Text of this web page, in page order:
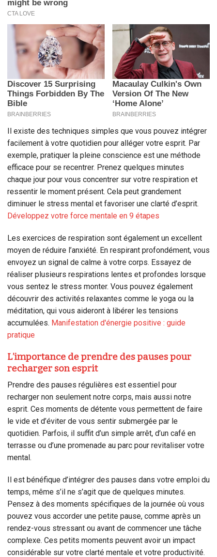
Il existe des techniques simples que vous pouvez intégrer
facilement à votre quotidien pour alléger votre esprit. Par
exemple, pratiquer la pleine conscience est une méthode
efficace pour se recentrer. Prenez quelques minutes
chaque jour pour vous concentrer sur votre respiration et
ressentir le moment présent. Cela peut grandement
diminuer le stress mental et favoriser une clarté d’esprit.
Développez votre force mentale en 9 étapes
Les exercices de respiration sont également un excellent
moyen de réduire l’anxiété. En respirant profondément, vous
envoyez un signal de calme à votre corps. Essayez de
réaliser plusieurs respirations lentes et profondes lorsque
vous sentez le stress monter. Vous pouvez également
découvrir des activités relaxantes comme le yoga ou la
méditation, qui vous aideront à libérer les tensions
accumulées. Manifestation d'énergie positive : guide
pratique
L’importance de prendre des pauses pour
recharger son esprit
Prendre des pauses régulières est essentiel pour
recharger non seulement notre corps, mais aussi notre
esprit. Ces moments de détente vous permettent de faire
le vide et d’éviter de vous sentir submergée par le
quotidien. Parfois, il suffit d’un simple arrêt, d’un café en
terrasse ou d’une promenade au parc pour revitaliser votre
mental.
Il est bénéfique d’intégrer des pauses dans votre emploi du
temps, même s’il ne s’agit que de quelques minutes.
Pensez à des moments spécifiques de la journée où vous
pouvez vous accorder une petite pause, comme après un
rendez-vous stressant ou avant de commencer une tâche
complexe. Ces petits moments peuvent avoir un impact
considérable sur votre clarté mentale et votre productivité.